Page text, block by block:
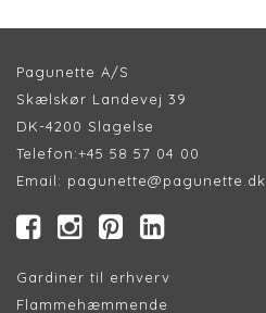
Pagunette A/S
Skælskør Landevej 39
DK-4200 Slagelse
Telefon:+45 58 57 04 00
Email: pagunette@pagunette.dk
Gardiner til erhverv
Flammehæmmende